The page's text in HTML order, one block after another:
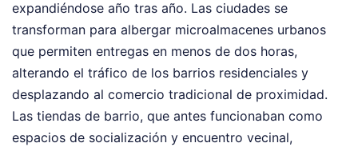
expandiéndose año tras año. Las ciudades se
transforman para albergar microalmacenes urbanos
que permiten entregas en menos de dos horas,
alterando el tráfico de los barrios residenciales y
desplazando al comercio tradicional de proximidad.
Las tiendas de barrio, que antes funcionaban como
espacios de socialización y encuentro vecinal,